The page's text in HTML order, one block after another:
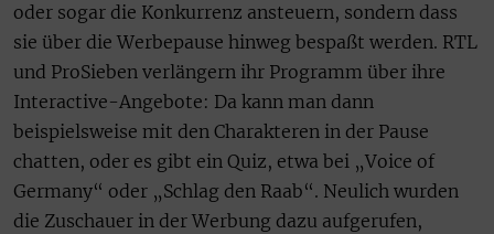
oder sogar die Konkurrenz ansteuern, sondern dass
sie über die Werbepause hinweg bespaßt werden. RTL
und ProSieben verlängern ihr Programm über ihre
Interactive-Angebote: Da kann man dann
beispielsweise mit den Charakteren in der Pause
chatten, oder es gibt ein Quiz, etwa bei „Voice of
Germany“ oder „Schlag den Raab“. Neulich wurden
die Zuschauer in der Werbung dazu aufgerufen,